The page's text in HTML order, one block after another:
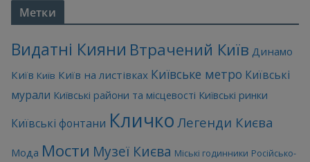
Метки
Видатні Кияни Втрачений Київ Динамо
Київ Київ Київ на листівках Київське метро Київські
мурали Київські райони та місцевості Київські ринки
Київські фонтани Кличко Легенди Києва
Мода Мости Музеї Києва Міські годинники Російсько-